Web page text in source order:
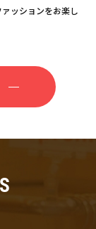
ッションをお楽し